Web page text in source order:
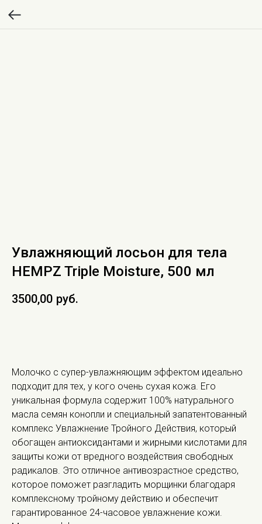
Увлажняющий лосьон для тела
HEMPZ Triple Moisture, 500 мл
3500,00 руб.
Молочко с супер-увлажняющим эффектом идеально
подходит для тех, у кого очень сухая кожа. Его
уникальная формула содержит 100% натурального
масла семян конопли и специальный запатентованный
комплекс Увлажнение Тройного Действия, который
обогащен антиоксидантами и жирными кислотами для
защиты кожи от вредного воздействия свободных
радикалов. Это отличное антивозрастное средство,
которое поможет разгладить морщинки благодаря
комплексному тройному действию и обеспечит
гарантированное 24-часовое увлажнение кожи.